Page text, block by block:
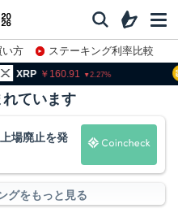
い方
ステーキング利率比較
160.91 2.27
ています
場廃止を発
グをもっと見る